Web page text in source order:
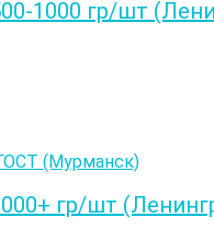
1000 гр/шт
гр/шт